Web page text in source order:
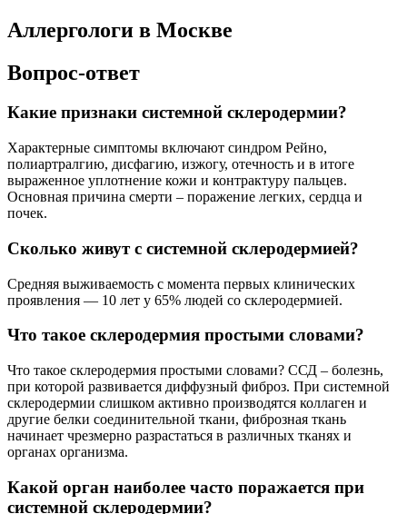
Аллергологи в Москве
Вопрос-ответ
Какие признаки системной склеродермии?
Характерные симптомы включают синдром Рейно,
полиартралгию, дисфагию, изжогу, отечность и в итоге
выраженное уплотнение кожи и контрактуру пальцев.
Основная причина смерти – поражение легких, сердца и
почек.
Сколько живут с системной склеродермией?
Средняя выживаемость с момента первых клинических
проявления ― 10 лет у 65% людей со склеродермией.
Что такое склеродермия простыми словами?
Что такое склеродермия простыми словами? ССД – болезнь,
при которой развивается диффузный фиброз. При системной
склеродермии слишком активно производятся коллаген и
другие белки соединительной ткани, фиброзная ткань
начинает чрезмерно разрастаться в различных тканях и
органах организма.
Какой орган наиболее часто поражается при
системной склеродермии?